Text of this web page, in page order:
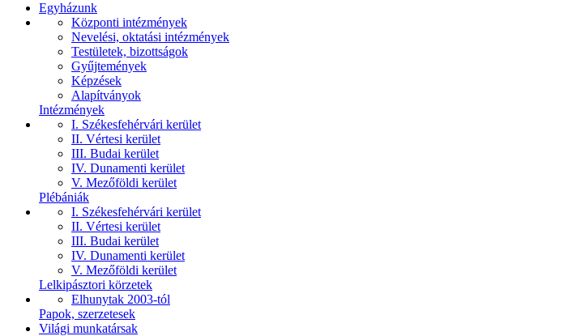
Egyházunk
Központi intézmények
Nevelési, oktatási intézmények
Testületek, bizottságok
Gyűjtemények
Képzések
Alapítványok
Intézmények
I. Székesfehérvári kerület
II. Vértesi kerület
III. Budai kerület
IV. Dunamenti kerület
V. Mezőföldi kerület
Plébániák
I. Székesfehérvári kerület
II. Vértesi kerület
III. Budai kerület
IV. Dunamenti kerület
V. Mezőföldi kerület
Lelkipásztori körzetek
Elhunytak 2003-tól
Papok, szerzetesek
Világi munkatársak